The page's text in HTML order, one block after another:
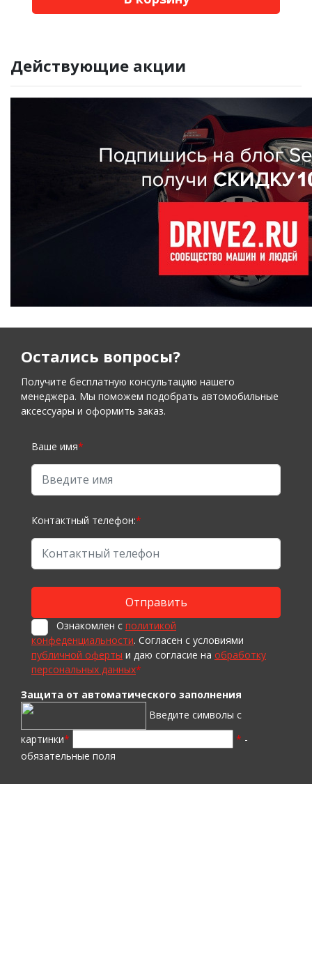
Действующие акции
Остались вопросы?
Получите бесплатную консультацию нашего
менеджера. Мы поможем подобрать автомобильные
аксессуары и оформить заказ.
Ваше имя*
Контактный телефон:*
Ознакомлен с политикой
конфеденциальности. Согласен с условиями
публичной оферты и даю согласие на обработку
персональных данных*
Защита от автоматического заполнения
Введите символы с
картинки* * -
обязательные поля